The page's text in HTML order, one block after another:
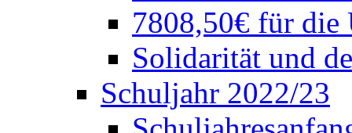
7808,50€ für die
Solidarität und
Schuljahr 2022/23